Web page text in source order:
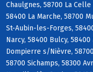
Chaulgnes, 58700 La
58400 La Marche, 58700
St-Aubin-les-Forges,
Narcy, 58400 Bulcy,
Dompierre s/Nièvre,
58700 Sichamps, 58300